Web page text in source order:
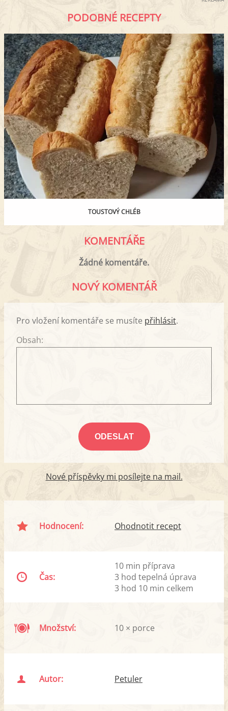
PODOBNÉ RECEPTY
TOUSTOVÝ CHLÉB
KOMENTÁŘE
Žádné komentáře.
NOVÝ KOMENTÁŘ
Pro vložení komentáře se musíte přihlásit.
Obsah:
Nové příspěvky mi posílejte na mail.
Hodnocení: Ohodnotit recept
Čas:
10 min příprava
3 hod tepelná úprava
3 hod 10 min celkem
Množství: 10 × porce
Autor: Petuler